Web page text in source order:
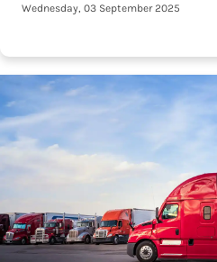
Wednesday, 03 September 2025